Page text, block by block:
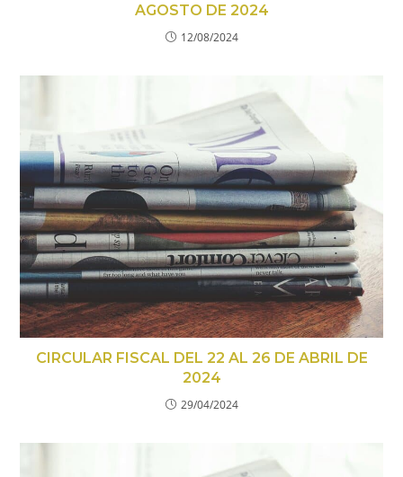
AGOSTO DE 2024
12/08/2024
CIRCULAR FISCAL DEL 22 AL 26 DE ABRIL DE
2024
29/04/2024